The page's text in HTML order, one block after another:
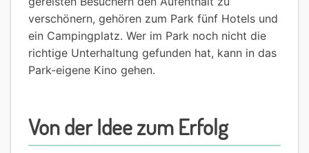
verschönern, gehören zum Park fünf Hotels und
ein Campingplatz. Wer im Park noch nicht die
richtige Unterhaltung gefunden hat, kann in das
Park-eigene Kino gehen.
Von der Idee zum Erfolg